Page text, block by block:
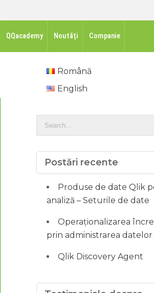
QQacademy Noutăți Companie
Română
English
Postări recente
Produse de date Qlik
analiză – Seturile de date
Operaționalizarea
prin administrarea datelor
Qlik Discovery Agent